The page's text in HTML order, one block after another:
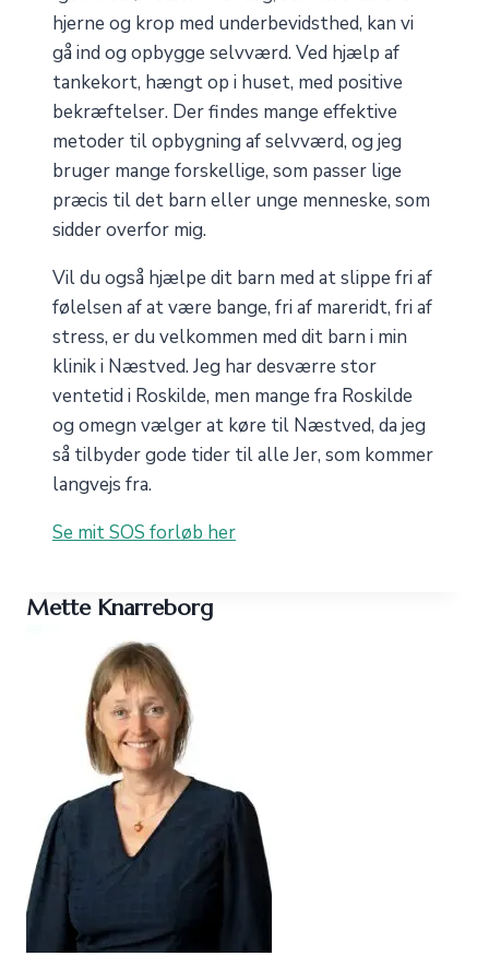
hjerne og krop med underbevidsthed, kan vi
gå ind og opbygge selvværd. Ved hjælp af
tankekort, hængt op i huset, med positive
bekræftelser. Der findes mange effektive
metoder til opbygning af selvværd, og jeg
bruger mange forskellige, som passer lige
præcis til det barn eller unge menneske, som
sidder overfor mig.
Vil du også hjælpe dit barn med at slippe fri af
følelsen af at være bange, fri af mareridt, fri af
stress, er du velkommen med dit barn i min
klinik i Næstved. Jeg har desværre stor
ventetid i Roskilde, men mange fra Roskilde
og omegn vælger at køre til Næstved, da jeg
så tilbyder gode tider til alle Jer, som kommer
langvejs fra.
Se mit SOS forløb her
Mette Knarreborg